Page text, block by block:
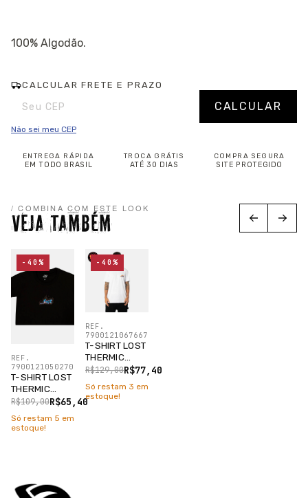
100% Algodão.
CALCULAR FRETE E PRAZO
Entregas para o CEP: Alterar CEP
CALCULAR
Não sei meu CEP
ENTREGA RÁPIDA
EM TODO BRASIL
TROCA GRÁTIS
ATÉ 30 DIAS
COMPRA SEGURA
SITE PROTEGIDO
/ COMBINA COM ESTE LOOK
VEJA TAMBÉM
T-SHIRT LOST
THERMIC
CROPPEDR$65,40
R$109,00
REF.
7900121050270
-40%
Só restam 5 em
estoque!
T-SHIRT LOST
THERMIC
BRANCOR$77,40
R$129,00
REF.
7900121067667
-40%
Só restam 3 em
estoque!